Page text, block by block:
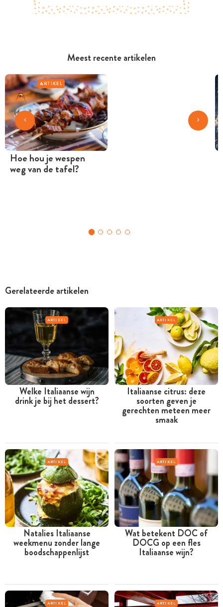
Meest recente artikelen
ARTIKEL
Hoe hou je wespen
weg van de tafel?
Gerelateerde artikelen
ARTIKEL
Welke Italiaanse wijn
drink je bij het dessert?
ARTIKEL
Italiaanse citrus: deze
soorten geven je
gerechten meteen meer
smaak
ARTIKEL
Natalies Italiaanse
weekmenu zonder lange
boodschappenlijst
ARTIKEL
Wat betekent DOC of
DOCG op een fles
Italiaanse wijn?
ARTIKEL ARTIKEL